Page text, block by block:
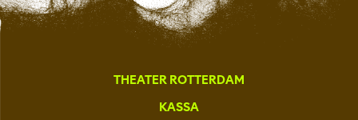
THEATER ROTTERDAM
KASSA